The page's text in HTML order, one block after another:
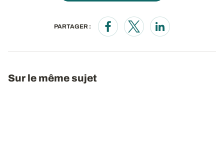
PARTAGER :
Opens in a new window
Opens in a new window
Opens in a new
Sur le même sujet